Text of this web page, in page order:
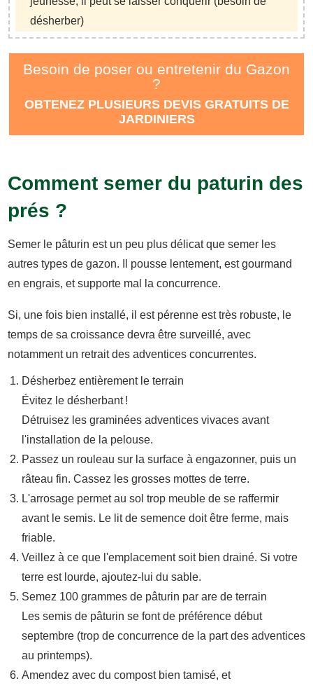
désherber)
Besoin de poser ou entretenir du Gazon
?
OBTENEZ PLUSIEURS DEVIS GRATUITS DE
JARDINIERS
Comment semer du paturin des
prés ?
Semer le pâturin est un peu plus délicat que semer les
autres types de gazon. Il pousse lentement, est gourmand
en engrais, et supporte mal la concurrence.
Si, une fois bien installé, il est pérenne est très robuste, le
temps de sa croissance devra être surveillé, avec
notamment un retrait des adventices concurrentes.
Désherbez entièrement le terrain
Évitez le désherbant !
Détruisez les graminées adventices vivaces avant
l'installation de la pelouse.
Passez un rouleau sur la surface à engazonner, puis un
râteau fin. Cassez les grosses mottes de terre.
L'arrosage permet au sol trop meuble de se raffermir
avant le semis. Le lit de semence doit être ferme, mais
friable.
Veillez à ce que l'emplacement soit bien drainé. Si votre
terre est lourde, ajoutez-lui du sable.
Semez 100 grammes de pâturin par are de terrain
Les semis de pâturin se font de préférence début
septembre (trop de concurrence de la part des adventices
au printemps).
Amendez avec du compost bien tamisé, et